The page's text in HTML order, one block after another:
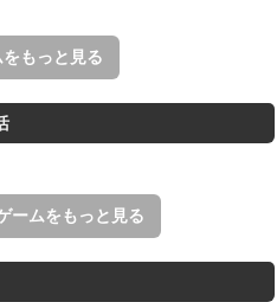
パックマン」のブラウザゲーム。
もっと見る
ームをもっと見る